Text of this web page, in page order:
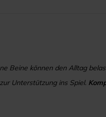
Beine können den Alltag
Unterstützung ins Spiel.